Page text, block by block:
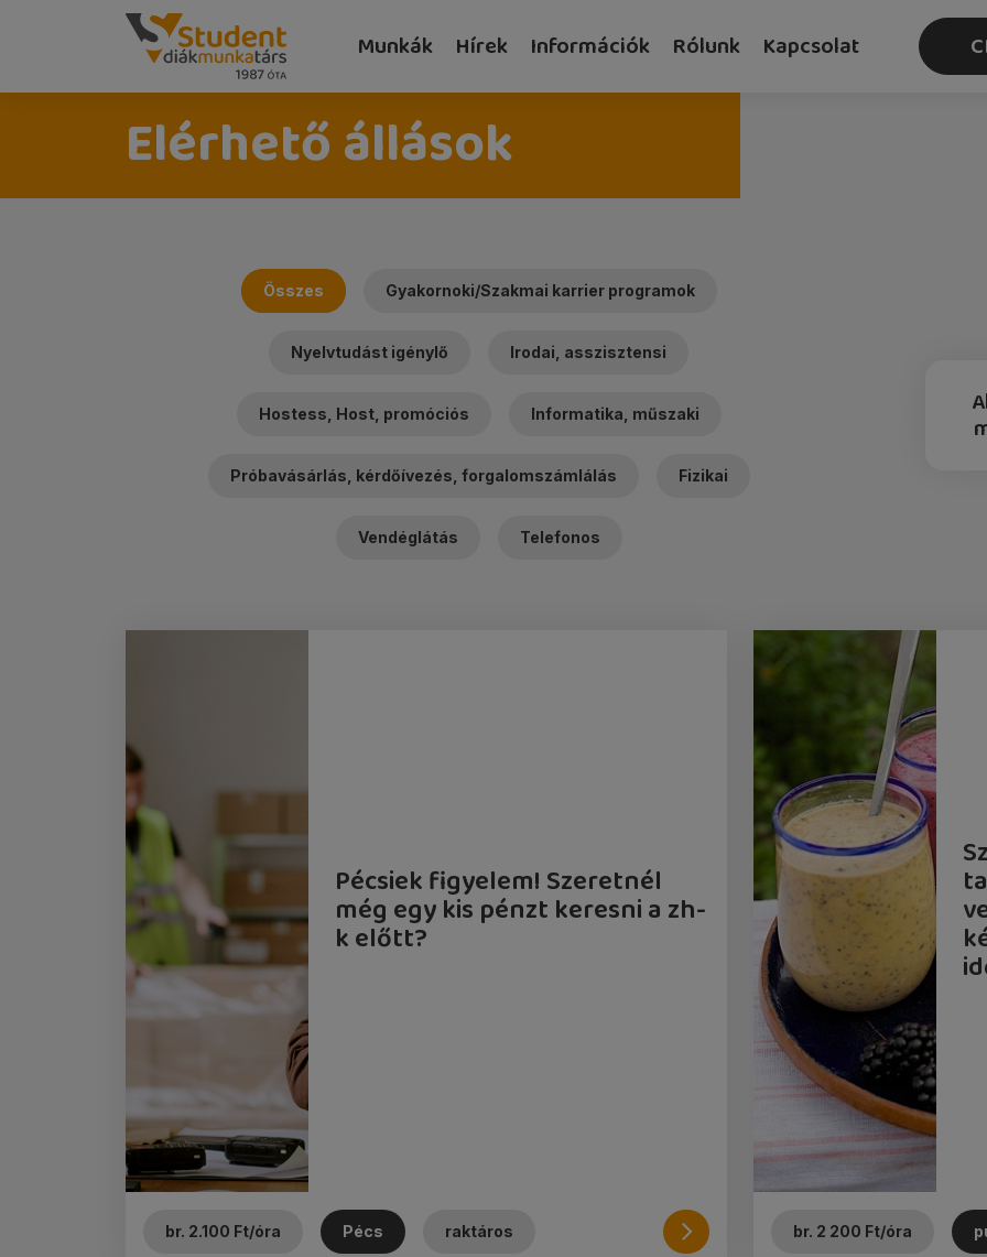
Munkák Hírek Információk Rólunk Kapcsolat
Elérhető állások
Összes Gyakornoki/Szakmai karrier programok
Nyelvtudást igénylő Irodai, asszisztensi
Hostess, Host, promóciós Informatika, műszaki
Próbavásárlás, kérdőívezés, forgalomszámlálás Fizikai
Vendéglátás Telefonos
Pécsiek figyelem! Szeretnél
még egy kis pénzt keresni a zh-
k előtt?
br. 2.100 Ft/óra Pécs raktáros
Részletek
br. 2 200 Ft/óra